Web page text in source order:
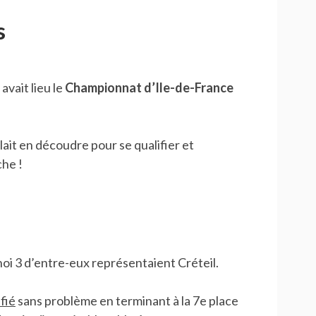
lieu le Championnat d’Ile-de-France
en découdre pour se qualifier et
!
3 d’entre-eux représentaient Créteil.
sans problème en terminant à la 7e place